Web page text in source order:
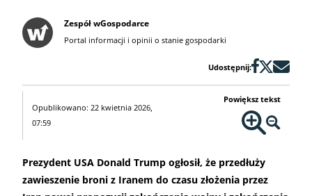
Zespół wGospodarce
Portal informacji i opinii o stanie gospodarki
Udostępnij:
Opublikowano: 22 kwietnia 2026,
07:59
Powiększ tekst
Prezydent USA Donald Trump ogłosił, że przedłuży
zawieszenie broni z Iranem do czasu złożenia przez